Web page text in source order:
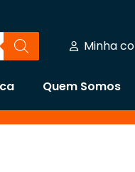
Minha
Quem Somos